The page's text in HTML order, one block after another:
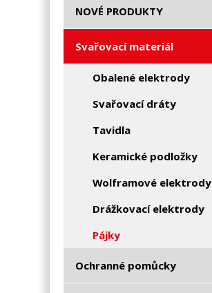
NOVÉ PRODUKTY
Svařovací materiál
Obalené elektrody
Svařovací dráty
Tavidla
Keramické podložky
Wolframové elektrody
Drážkovací elektrody
Pájky
Ochranné pomůcky